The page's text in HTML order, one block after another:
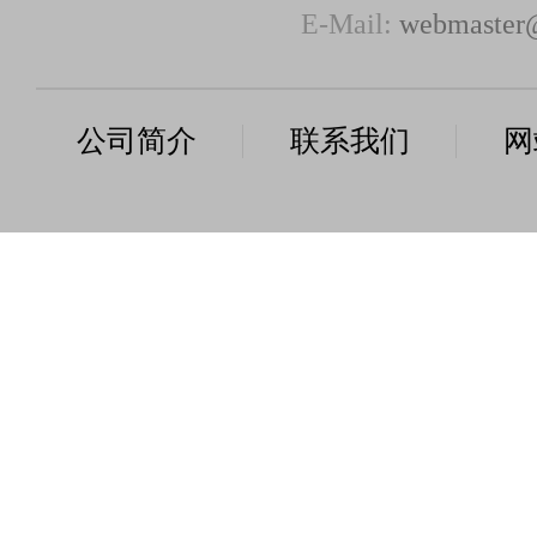
E-Mail:
公司简介 联系我们